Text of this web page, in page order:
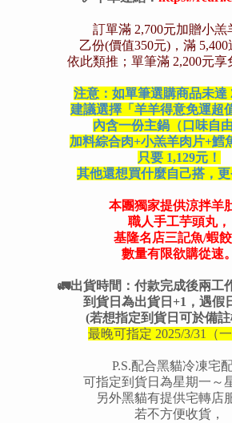
訂單滿 2,700元加贈小羔
乙份(價值350元)，滿 5,400
依此類推；單筆滿 2,200元享
注意：如單筆選購商品未達
建議選擇「羊羊得意免運超
內含一份主鍋（口味自
加料綜合肉+小羔羊肉片+鱈
只要 1,129元！
其他還想買什麼自己搭，
本團獨家提供涼拌羊
職人手工芋頭丸，
基隆名店三記魚/蝦餃
數量有限欲購從速。
🚛出貨時間：付款完成後兩工
到貨日為出貨日+1，遇假
(若想指定到貨日可於備
最晚可指定 2025/3/31（
P.S.配合黑貓冷凍宅配
可指定到貨日為星期一～
另外黑貓有提供宅轉店
若不方便收貨，